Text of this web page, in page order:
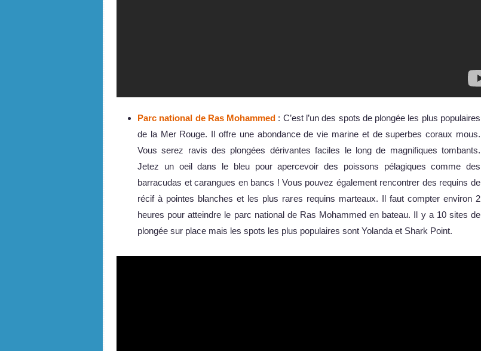
Parc national de Ras Mohammed : C’est l’un des spots de plongée les plus populaires
de la Mer Rouge. Il offre une abondance de vie marine et de superbes coraux mous.
Vous serez ravis des plongées dérivantes faciles le long de magnifiques tombants.
Jetez un oeil dans le bleu pour apercevoir des poissons pélagiques comme des
barracudas et carangues en bancs ! Vous pouvez également rencontrer des requins de
récif à pointes blanches et les plus rares requins marteaux. Il faut compter environ 2
heures pour atteindre le parc national de Ras Mohammed en bateau. Il y a 10 sites de
plongée sur place mais les spots les plus populaires sont Yolanda et Shark Point.